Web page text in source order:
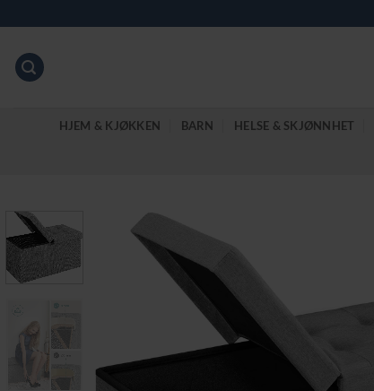
to
content
HJEM & KJØKKEN BARN HELSE & SKJØNNHET